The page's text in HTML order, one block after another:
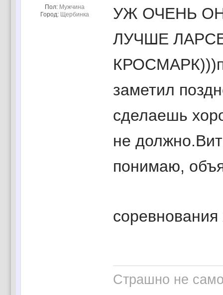
Пол: Мужчина
Город: Щербинка
УЖ ОЧЕНЬ
ЛУЧШЕ
заметил
сделаешь
не
понимаю,
Страшно не